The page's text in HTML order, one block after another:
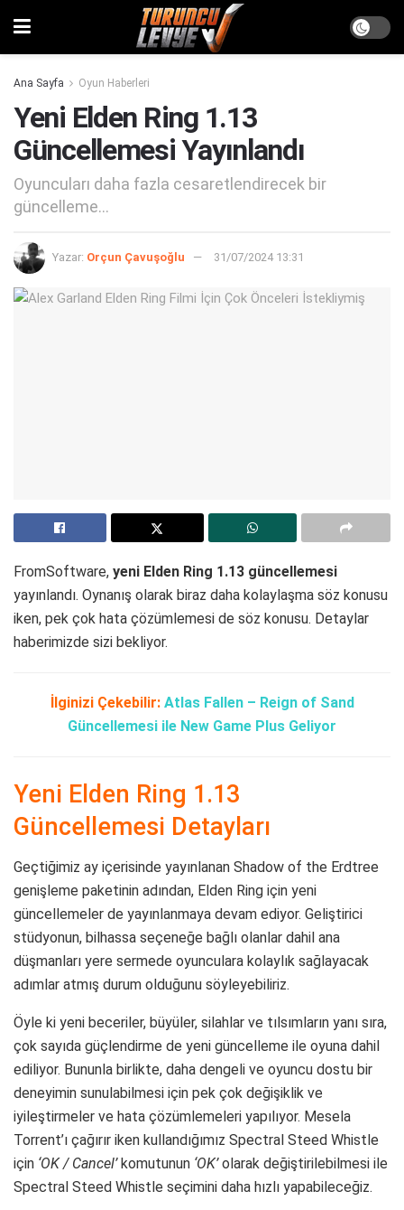
Ana Sayfa Oyun Haberleri
Yeni Elden Ring 1.13
Güncellemesi Yayınlandı
Oyuncuları daha fazla cesaretlendirecek bir
güncelleme...
Yazar: Orçun Çavuşoğlu 31/07/2024 13:31
FromSoftware, yeni Elden Ring 1.13 güncellemesi
yayınlandı. Oynanış olarak biraz daha kolaylaşma söz konusu
iken, pek çok hata çözümlemesi de söz konusu. Detaylar
haberimizde sizi bekliyor.
İlginizi Çekebilir: Atlas Fallen – Reign of Sand
Güncellemesi ile New Game Plus Geliyor
Yeni Elden Ring 1.13
Güncellemesi Detayları
Geçtiğimiz ay içerisinde yayınlanan Shadow of the Erdtree
genişleme paketinin adından, Elden Ring için yeni
güncellemeler de yayınlanmaya devam ediyor. Geliştirici
stüdyonun, bilhassa seçeneğe bağlı olanlar dahil ana
düşmanları yere sermede oyunculara kolaylık sağlayacak
adımlar atmış durum olduğunu söyleyebiliriz.
Öyle ki yeni beceriler, büyüler, silahlar ve tılsımların yanı sıra,
çok sayıda güçlendirme de yeni güncelleme ile oyuna dahil
ediliyor. Bununla birlikte, daha dengeli ve oyuncu dostu bir
deneyimin sunulabilmesi için pek çok değişiklik ve
iyileştirmeler ve hata çözümlemeleri yapılıyor. Mesela
Torrent’ı çağırır iken kullandığımız Spectral Steed Whistle
için ‘OK / Cancel’komutunun ‘OK’olarak değiştirilebilmesi ile
Spectral Steed Whistle seçimini daha hızlı yapabileceğiz.